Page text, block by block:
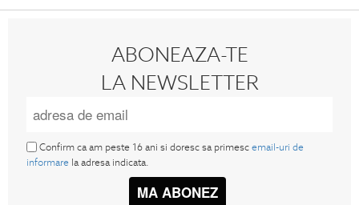
ABONEAZA-TE
LA NEWSLETTER
Confirm ca am peste 16 ani si doresc sa primesc email-uri de
informare la adresa indicata.
MA ABONEZ